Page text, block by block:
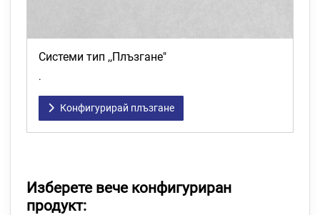
Системи тип ,,Плъзгане"
.
Конфигурирай плъзгане
Изберете вече конфигуриран
продукт: